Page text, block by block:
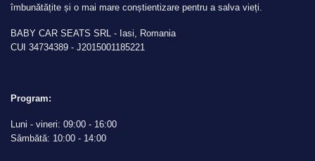
îmbunătățite și o mai mare conștientizare pentru a salva vieți.
BABY CAR SEATS SRL - Iasi, Romania
CUI 34734389 - J2015001185221
Program:
Luni - vineri: 09:00 - 16:00
Sâmbătă: 10:00 - 14:00